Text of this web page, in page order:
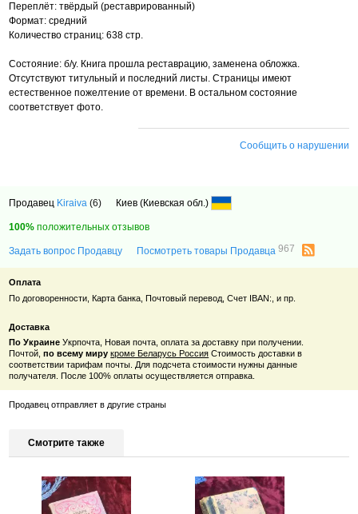
Переплёт: твёрдый (реставрированный)
Формат: средний
Количество страниц: 638 стр.
Состояние: б/у. Книга прошла реставрацию, заменена обложка.
Отсутствуют титульный и последний листы. Страницы имеют
естественное пожелтение от времени. В остальном состояние
соответствует фото.
Сообщить о нарушении
Продавец Kiraiva (6) Киев (Киевская обл.)
100% положительных отзывов
Задать вопрос Продавцу Посмотреть товары Продавца967
Оплата
По договоренности, Карта банка, Почтовый перевод, Счет IBAN:, и пр.
Доставка
По Украине Укрпочта, Новая почта, оплата за доставку при получении.
Почтой,по всему мирукроме Беларусь Россия Стоимость доставки в
соответствии тарифам почты. Для подсчета стоимости нужны данные
получателя. После 100% оплаты осуществляется отправка.
Продавец отправляет в другие страны
Смотрите также